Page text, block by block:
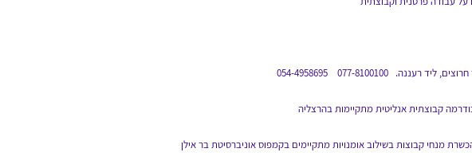
077-8100100 054-4958695
קבוצתית אנליטית מתקיימות בהרצליה
מנחי קבוצות בשילוב אומנויות מתקיימים בקמפוס אוניברסיטת בר אילן